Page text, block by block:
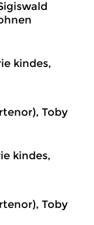
kindes,
Toby
kindes,
Toby